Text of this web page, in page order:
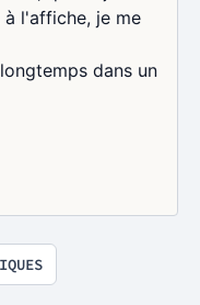
l'affiche, je me
dans un